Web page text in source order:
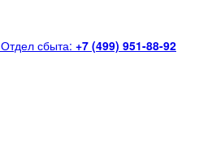
Отдел сбыта: +7 (499) 951-88-92